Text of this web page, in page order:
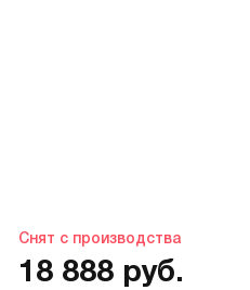
Снят с производства
18 888 руб.